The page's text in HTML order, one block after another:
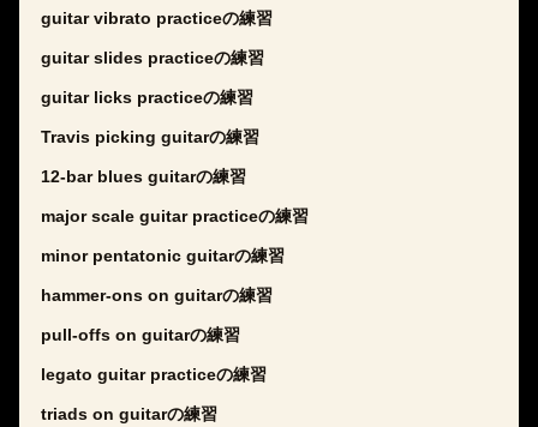
guitar vibrato practiceの練習
guitar slides practiceの練習
guitar licks practiceの練習
Travis picking guitarの練習
12-bar blues guitarの練習
major scale guitar practiceの練習
minor pentatonic guitarの練習
hammer-ons on guitarの練習
pull-offs on guitarの練習
legato guitar practiceの練習
triads on guitarの練習